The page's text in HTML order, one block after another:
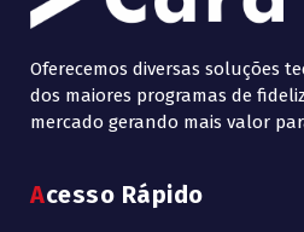
Oferecemos diversas soluções
dos maiores programas de
mercado gerando mais valor
Acesso Rápido